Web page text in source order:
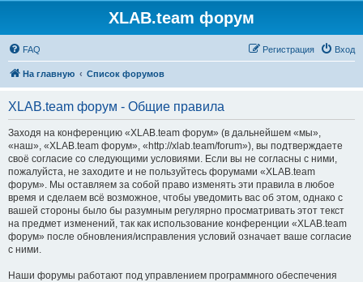
XLAB.team форум
FAQ Вход
Регистрация
На главную Список форумов
XLAB.team форум - Общие правила
Заходя на конференцию «XLAB.team форум» (в дальнейшем «мы»,
«наш», «XLAB.team форум», «http://xlab.team/forum»), вы подтверждаете
своё согласие со следующими условиями. Если вы не согласны с ними,
пожалуйста, не заходите и не пользуйтесь форумами «XLAB.team
форум». Мы оставляем за собой право изменять эти правила в любое
время и сделаем всё возможное, чтобы уведомить вас об этом, однако с
вашей стороны было бы разумным регулярно просматривать этот текст
на предмет изменений, так как использование конференции «XLAB.team
форум» после обновления/исправления условий означает ваше согласие
с ними.
Наши форумы работают под управлением программного обеспечения